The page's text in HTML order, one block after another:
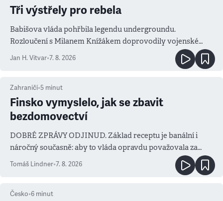
Tři výstřely pro rebela
Babišova vláda pohřbila legendu undergroundu.
Rozloučení s Milanem Knížákem doprovodily vojenské
salvy i kritika pokrokářů
Jan H. Vitvar•7. 8. 2026
Zahraničí•5 minut
Finsko vymyslelo, jak se zbavit
bezdomovectví
DOBRÉ ZPRÁVY ODJINUD. Základ receptu je banální i
náročný současně: aby to vláda opravdu považovala za
prioritu
Tomáš Lindner•7. 8. 2026
Česko•6 minut